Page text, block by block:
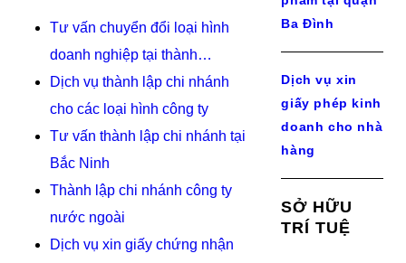
Tư vấn chuyển đổi loại hình
doanh nghiệp tại thành…
Dịch vụ thành lập chi nhánh
cho các loại hình công ty
Tư vấn thành lập chi nhánh tại
Bắc Ninh
Thành lập chi nhánh công ty
nước ngoài
Dịch vụ xin giấy chứng nhận
Ba Đình
Dịch vụ xin
giấy phép kinh
doanh cho nhà
hàng
SỞ HỮU
TRÍ TUỆ